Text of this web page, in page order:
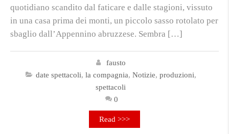
quotidiano scandito dal faticare e dalle stagioni, vissuto
in una casa prima dei monti, un piccolo sasso rotolato per
sbaglio dall’Appennino abruzzese. Sembra […]
fausto
date spettacoli, la compagnia, Notizie, produzioni,
spettacoli
0
Read >>>